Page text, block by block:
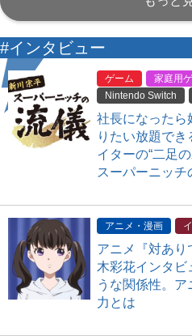
#インタビュー
ゲーム 家庭用
Nintendo Switch
社長になったら
りたい放題で
イターの“二足
スーパーニッチ
アニメ・漫画
アニメ『対あり
木彩花インタビ
うな関係性。
力とは